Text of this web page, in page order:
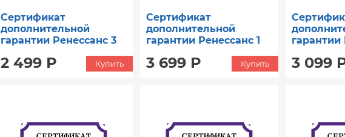
Сертификат
дополнительной
гарантии Ренессанс 3
2 499 Р Купить
Сертификат
дополнительной
гарантии Ренессанс 1
3 699 Р Купить
гарантии
3 099